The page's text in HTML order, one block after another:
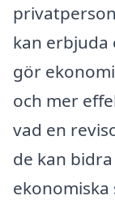
kan erbjuda
gör
och mer
vad en
de kan